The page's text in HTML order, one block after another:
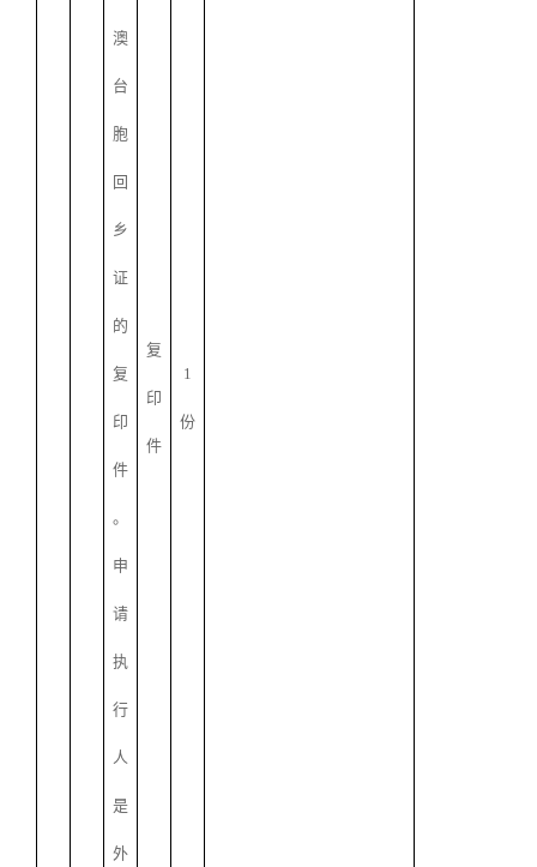
澳
台
胞
回
乡
证
的
复
印
件
。
申
请
执
行
人
是
外
复
印
件
1
份